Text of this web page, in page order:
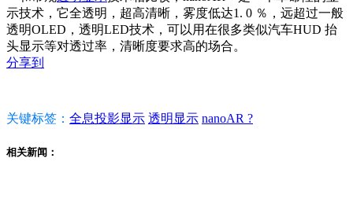
示技术，它全透明，超高清晰，雾度低达1. 0 ％，远超过一般
透明OLED，透明LED技术，可以用在很多类似汽车HUD 抬
头显示等对透过率，清晰度要求高的场合。
分享到
关键标签： 全息投影显示 透明显示 nanoAR ?
相关新闻：